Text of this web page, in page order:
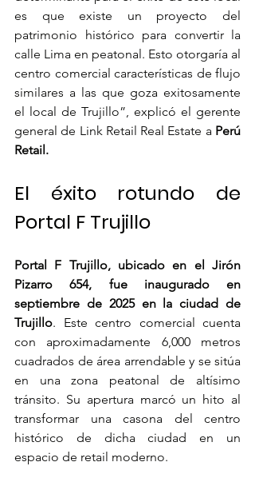
es que existe un proyecto del
patrimonio histórico para convertir la
calle Lima en peatonal. Esto otorgaría al
centro comercial características de flujo
similares a las que goza exitosamente
el local de Trujillo”, explicó el gerente
general de Link Retail Real Estate a Perú
Retail.
El éxito rotundo de
Portal F Trujillo
Portal F Trujillo, ubicado en el Jirón
Pizarro 654, fue inaugurado en
septiembre de 2025 en la ciudad de
Trujillo. Este centro comercial cuenta
con aproximadamente 6,000 metros
cuadrados de área arrendable y se sitúa
en una zona peatonal de altísimo
tránsito. Su apertura marcó un hito al
transformar una casona del centro
histórico de dicha ciudad en un
espacio de retail moderno.